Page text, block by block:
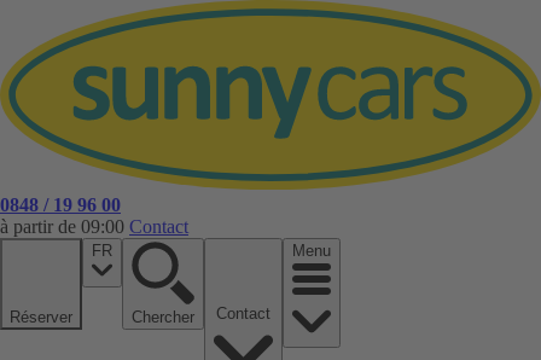
0848 / 19 96 00
à partir de 09:00 Contact
Réserver
FR
Chercher
Menu